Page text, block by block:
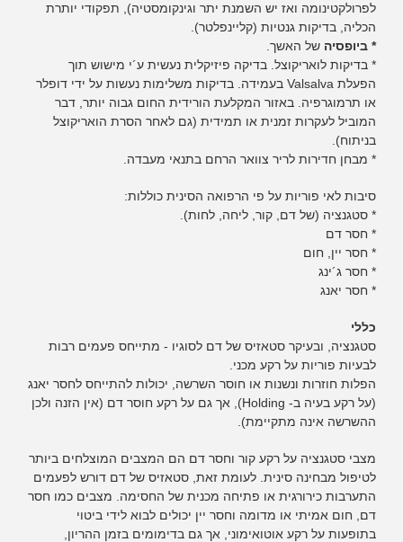
לפרולקטינומה ואז יש השמנת יתר וגינקומסטיה), תפקודי יותרת
הכליה, בדיקות גנטיות (קליינפלטר).
* ביופסיה של האשך.
* בדיקות לואריקוצל. בדיקה פיזיקלית נעשית ע´י מישוש תוך
הפעלת Valsalva בעמידה. בדיקות משלימות נעשות על ידי דופלר
או תרמוגרפיה. באזור המקלעת הורידית החום גבוה יותר, דבר
המוביל לעקרות זמנית או תמידית (גם לאחר הסרת הואריקוצל
בניתוח).
* מבחן חדירות לריר צוואר הרחם בתנאי מעבדה.
סיבות לאי פוריות על פי הרפואה הסינית כוללות:
* סטגנציה (של דם, קור, ליחה, לחות).
* חסר דם
* חסר יין, חום
* חסר ג´ינג
* חסר יאנג
כללי
סטגנציה, ובעיקר סטאזיס של דם לסוגיו - מתייחס פעמים רבות
לבעיות פוריות על רקע מכני.
הפלות חוזרות ונשנות או חוסר השרשה, יכולות להתייחס לחסר יאנג
(על רקע בעיה ב- Holding), אך גם על רקע חוסר דם (אין הזנה ולכן
ההשרשה אינה מתקיימת).
מצבי סטגנציה על רקע קור וחסר דם הם המצבים המוצלחים ביותר
לטיפול מבחינה סינית. לעומת זאת, סטאזיס של דם דורש לפעמים
התערבות כירורגית או פתיחה מכנית של החסימה. מצבים כמו חסר
דם, חום אמיתי או מדומה וחסר יין יכולים לבוא לידי ביטוי
בתופעות על רקע אוטואימוני, אך גם בדימומים בזמן ההריון,